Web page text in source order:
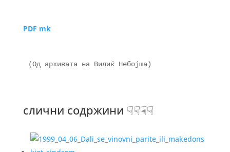
PDF mk
(Од архивата на Вилиќ Небојша)
слични содржини ☟☟☟☟